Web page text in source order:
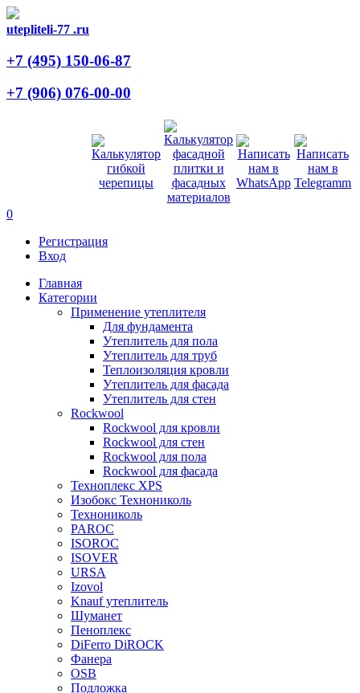
utepliteli-77 .ru
+7 (495) 150-06-87
+7 (906) 076-00-00
0
Регистрация
Вход
Главная
Категории
Применение утеплителя
Для фундамента
Утеплитель для пола
Утеплитель для труб
Теплоизоляция кровли
Утеплитель для фасада
Утеплитель для стен
Rockwool
Rockwool для кровли
Rockwool для стен
Rockwool для пола
Rockwool для фасада
Техноплекс XPS
Изобокс Технониколь
Технониколь
PAROC
ISOROC
ISOVER
URSA
Izovol
Knauf утеплитель
Шуманет
Пеноплекс
DiFerro DiROCK
Фанера
OSB
Подложка